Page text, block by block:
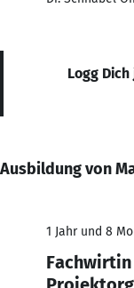
Logg
Ausbildung von
1 Jahr und 8